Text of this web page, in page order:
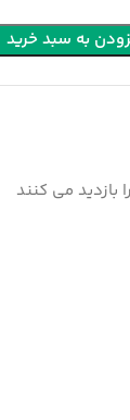
به سبد خرید
می کنند